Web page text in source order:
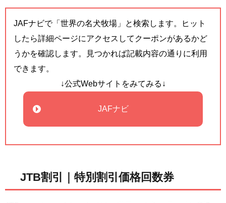
JAFナビで「世界の名犬牧場」と検索します。ヒット
したら詳細ページにアクセスしてクーポンがあるかど
うかを確認します。見つかれば記載内容の通りに利用
できます。
↓公式Webサイトをみてみる↓
JAFナビ
JTB割引｜特別割引価格回数券